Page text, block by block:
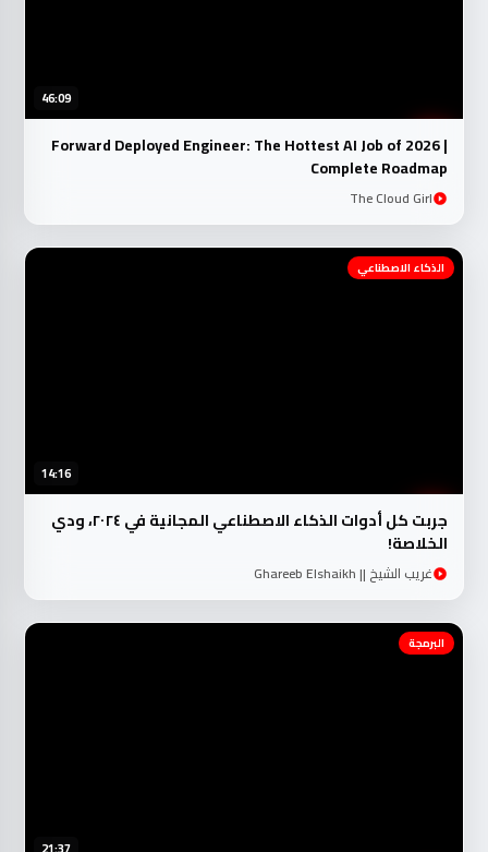
46:09
Forward Deployed Engineer: The Hottest AI Job of 2026 |
Complete Roadmap
The Cloud Girl
14:16
الذكاء الاصطناعي
جربت كل أدوات الذكاء الاصطناعي المجانية في ٢٠٢٤، ودي
الخلاصة!
غريب الشيخ || Ghareeb Elshaikh
البرمجة